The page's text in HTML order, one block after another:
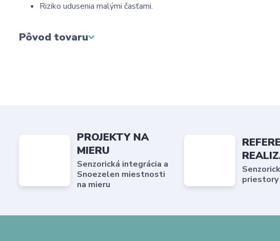
Riziko udusenia malými časťami.
Pôvod tovaru
PROJEKTY NA
MIERU
Senzorická integrácia a
Snoezelen miestnosti
na mieru
priestory